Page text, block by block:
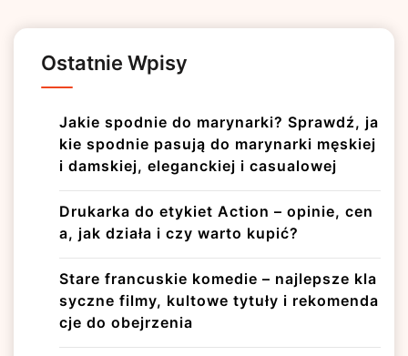
Ostatnie Wpisy
Jakie spodnie do marynarki? Sprawdź, ja
kie spodnie pasują do marynarki męskiej
i damskiej, eleganckiej i casualowej
Drukarka do etykiet Action – opinie, cen
a, jak działa i czy warto kupić?
Stare francuskie komedie – najlepsze kla
syczne filmy, kultowe tytuły i rekomenda
cje do obejrzenia